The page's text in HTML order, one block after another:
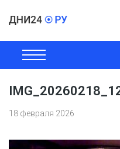
ОБЩЕСТВО
18 февраля 2026